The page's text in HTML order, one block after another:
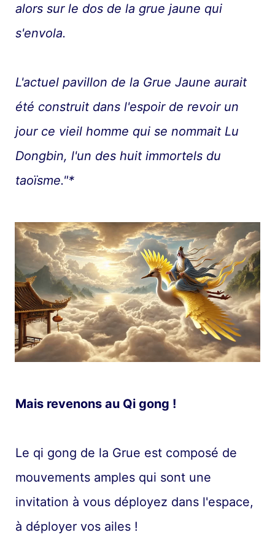
alors sur le dos de la grue jaune qui
s'envola.
L'actuel pavillon de la Grue Jaune aurait
été construit dans l'espoir de revoir un
jour ce vieil homme qui se nommait Lu
Dongbin, l'un des huit immortels du
taoïsme."*
Mais revenons au Qi gong !
Le qi gong de la Grue est composé de
mouvements amples qui sont une
invitation à vous déployez dans l'espace,
à déployer vos ailes !